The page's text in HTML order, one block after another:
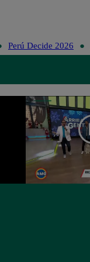
Perú Decide 2026